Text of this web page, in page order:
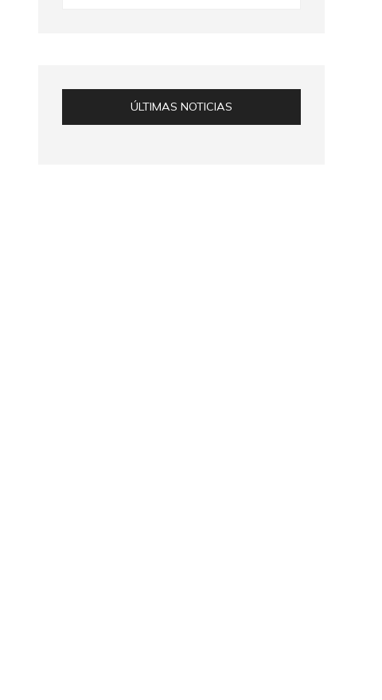
ÚLTIMAS NOTICIAS